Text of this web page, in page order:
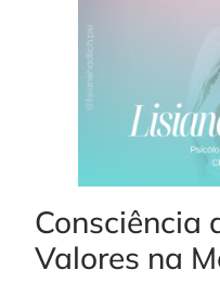
Consciência
Valores na